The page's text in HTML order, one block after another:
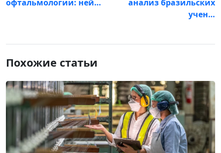
офтальмологии: ней…
анализ бразильских
учен…
Похожие статьи